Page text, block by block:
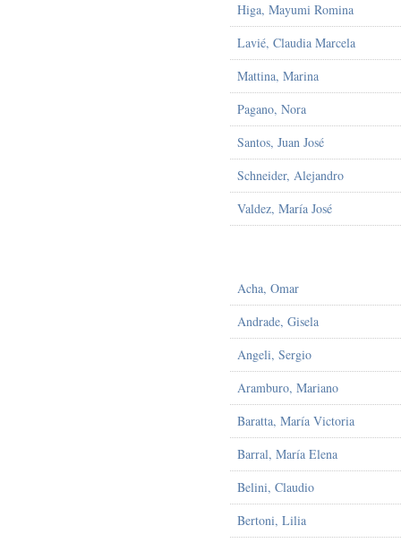
Higa, Mayumi Romina
Lavié, Claudia Marcela
Mattina, Marina
Pagano, Nora
Santos, Juan José
Schneider, Alejandro
Valdez, María José
Acha, Omar
Andrade, Gisela
Angeli, Sergio
Aramburo, Mariano
Baratta, María Victoria
Barral, María Elena
Belini, Claudio
Bertoni, Lilia